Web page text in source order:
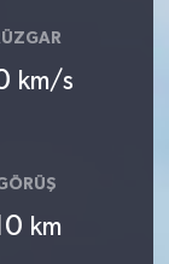
km/s
km